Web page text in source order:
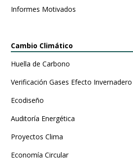
Informes Motivados
Cambio
Huella de Carbono
Verificación Gases Efecto Invernadero
Ecodiseño
Auditoría Energética
Proyectos Clima
Economía Circular